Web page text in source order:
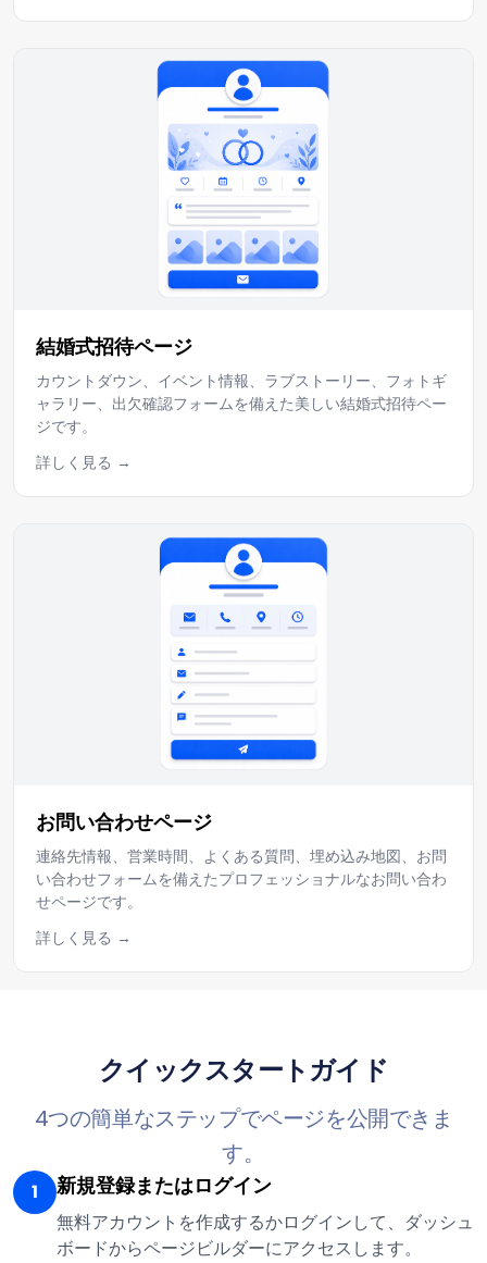
結婚式招待ページ
カウントダウン、イベント情報、ラブストーリー、フォトギ
ャラリー、出欠確認フォームを備えた美しい結婚式招待ペー
ジです。
詳しく見る
お問い合わせページ
連絡先情報、営業時間、よくある質問、埋め込み地図、お問
い合わせフォームを備えたプロフェッショナルなお問い合わ
せページです。
詳しく見る
クイックスタートガイド
4つの簡単なステップでページを公開できま
す。
1 新規登録またはログイン
無料アカウントを作成するかログインして、ダッシュ
ボードからページビルダーにアクセスします。